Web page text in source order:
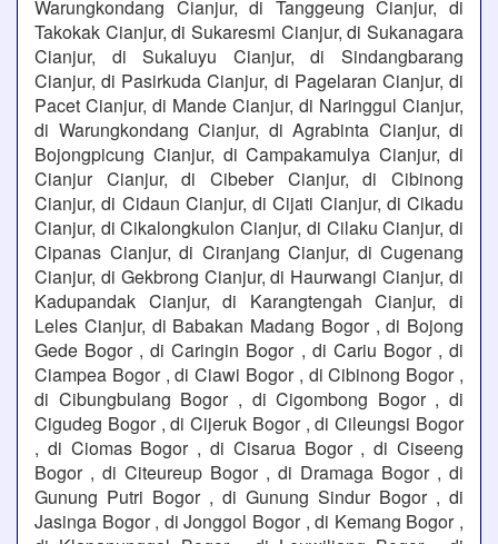
Warungkondang Cianjur, di Tanggeung Cianjur, di
Takokak Cianjur, di Sukaresmi Cianjur, di Sukanagara
Cianjur, di Sukaluyu Cianjur, di Sindangbarang
Cianjur, di Pasirkuda Cianjur, di Pagelaran Cianjur, di
Pacet Cianjur, di Mande Cianjur, di Naringgul Cianjur,
di Warungkondang Cianjur, di Agrabinta Cianjur, di
Bojongpicung Cianjur, di Campakamulya Cianjur, di
Cianjur Cianjur, di Cibeber Cianjur, di Cibinong
Cianjur, di Cidaun Cianjur, di Cijati Cianjur, di Cikadu
Cianjur, di Cikalongkulon Cianjur, di Cilaku Cianjur, di
Cipanas Cianjur, di Ciranjang Cianjur, di Cugenang
Cianjur, di Gekbrong Cianjur, di Haurwangi Cianjur, di
Kadupandak Cianjur, di Karangtengah Cianjur, di
Leles Cianjur, di Babakan Madang Bogor , di Bojong
Gede Bogor , di Caringin Bogor , di Cariu Bogor , di
Ciampea Bogor , di Ciawi Bogor , di Cibinong Bogor ,
di Cibungbulang Bogor , di Cigombong Bogor , di
Cigudeg Bogor , di Cijeruk Bogor , di Cileungsi Bogor
, di Ciomas Bogor , di Cisarua Bogor , di Ciseeng
Bogor , di Citeureup Bogor , di Dramaga Bogor , di
Gunung Putri Bogor , di Gunung Sindur Bogor , di
Jasinga Bogor , di Jonggol Bogor , di Kemang Bogor ,